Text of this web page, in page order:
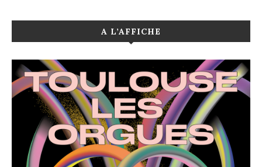
A L’AFFICHE